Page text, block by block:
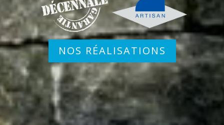
NOS RÉALISATIONS